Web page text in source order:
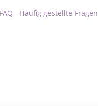
FAQ - Häufig gestellte Fragen